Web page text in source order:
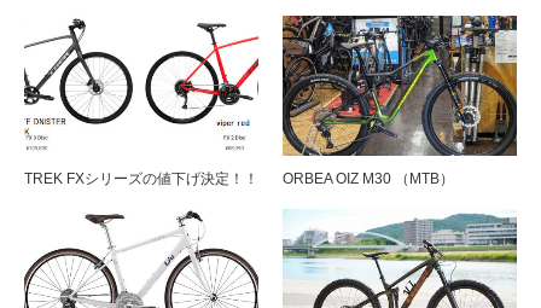
TREK FXシリーズの値下げ決定！！ ORBEA OIZ M30 （MTB）